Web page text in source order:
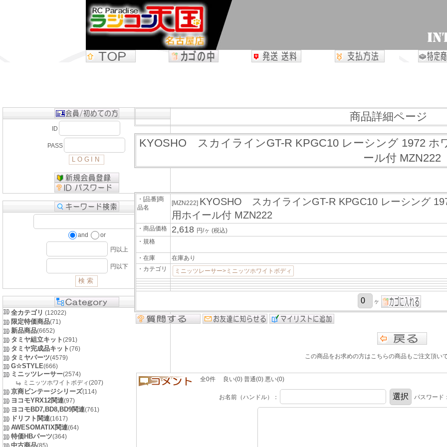
ID
PASS
and or
円以上
円以下
全カテゴリ (12022)
限定特価商品(71)
新品商品(6652)
タミヤ組立キット(291)
タミヤ完成品キット(76)
タミヤパーツ(4579)
G☆STYLE(666)
ミニッツレーサー(2574)
ミニッツホワイトボディ(207)
京商ビンテージシリーズ(114)
ヨコモYRX12関連(97)
ヨコモBD7,BD8,BD9関連(761)
ドリフト関連(1617)
AWESOMATIX関連(64)
特価HBパーツ(364)
中古商品(85)
商品詳細ページ
KYOSHO スカイラインGT-R KPGC10 レーシング 1972 ホ
ール付 MZN222
・[品番]商
品名
[MZN222] KYOSHO スカイラインGT-R KPGC10 レーシング
用ホイール付 MZN222
・商品価格 2,618 円/ヶ (税込)
・規格
・在庫
在庫あり
・カテゴリ
ミニッツレーサー>ミニッツホワイトボディ
ヶ
この商品をお求めの方はこちらの商品もご注文頂い
全0件 良い(0) 普通(0) 悪い(0)
お名前（ハンドル）： パスワード：